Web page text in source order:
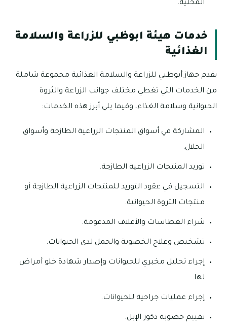
المحلية.
خدمات هيئة ابوظبي للزراعة والسلامة
الغذائية
يقدم جهاز أبوظبي للزراعة والسلامة الغذائية مجموعة شاملة
من الخدمات التي تغطي مختلف جوانب الزراعة والثروة
الحيوانية وسلامة الغذاء، وفيما يلي أبرز هذه الخدمات:
المشاركة في أسواق المنتجات الزراعية الطازجة وأسواق
الحلال.
توريد المنتجات الزراعية الطازجة.
التسجيل في عقود التوريد للمنتجات الزراعية الطازجة أو
منتجات الثروة الحيوانية.
شراء الغطاسات والأعلاف المدعومة.
تشخيص وعلاج الخصوبة والحمل لدى الحيوانات.
إجراء تحليل مخبري للحيوانات وإصدار شهادة خلو أمراض
لها.
إجراء عمليات جراحية للحيوانات.
تقييم خصوبة ذكور الإبل.